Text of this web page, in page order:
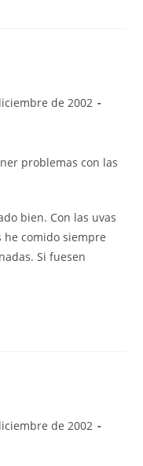
de 2002
problemas con las
bien. Con las uvas
he comido siempre
Si fuesen
de 2002